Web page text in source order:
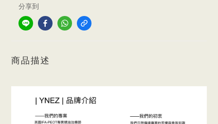
分享到
商品描述